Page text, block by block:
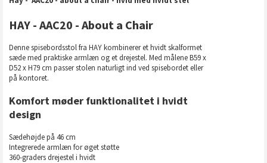
HAY - AAC20 - About a Chair
Denne spisebordsstol fra HAY kombinerer et hvidt skalformet
sæde med praktiske armlæn og et drejestel. Med målene B59 x
D52 x H79 cm passer stolen naturligt ind ved spisebordet eller
på kontoret.
Komfort møder funktionalitet i hvidt
design
Sædehøjde på 46 cm
Integrerede armlæn for øget støtte
360-graders drejestel i hvidt